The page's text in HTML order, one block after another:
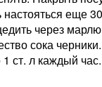
еще
через
сока черники.
ст. л каждый час.